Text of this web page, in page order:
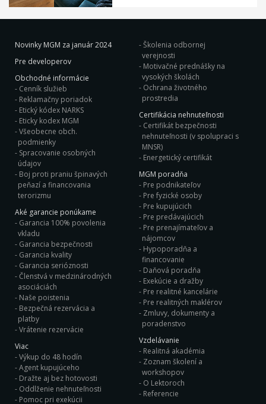
Novinky MGM za január 2024
Pre developerov
Obchodné informácie
Cenník služieb
Reklamačny poriadok
Etický kódex NARKS
Eticky kodex MGM
Všeobecne obch.
podmienky
Spracovanie osobných
údajov
Boj proti praniu špinavých
peňazí a financovania
terorizmu
Aké garancie ponúkame
Garancia 100% povolenia
vkladu
Garancia bezpečnosti
Garancia kvality
Garancia serióznosti
Členstvá v medzinárodných
asociáciách
Naše poistenia
Bezpečná rezervácia a
platby
Vrátenie rezervácie
Viac
Výkup do 48 hodín
Agent kupujúceho
Dražte aj bez hotovosti
Oddlženie nehnuteľnosti
Pomoc pri exekúcii
Školenia odbornej
verejnosti
Motivačné prednášky na
vysokých školách
Ochrana životného
prostredia
Certifikácia nehnuteľnosti
Certifikát bezpečnosti
nehnuteľnosti (v spolupraci s
MNSR)
Energetický certifikát
MGM poradňa
Pre podnikateľov
Pre fyzické osoby
Pre kupujúcich
Pre predávajúcich
Pre prenajímateľov a
nájomcov
Hypoporadňa a
financovanie
Daňová poradňa
Exekúcie a dražby
Pre realitné kancelárie
Pre realitných maklérov
Zmluvy, dokumenty a
poradenstvo
Vzdelávanie
Realitná akadémia
Zoznam školení a
workshopov
O Lektoroch
Referencie